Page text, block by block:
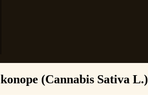
(Cannabis Sativa L.)